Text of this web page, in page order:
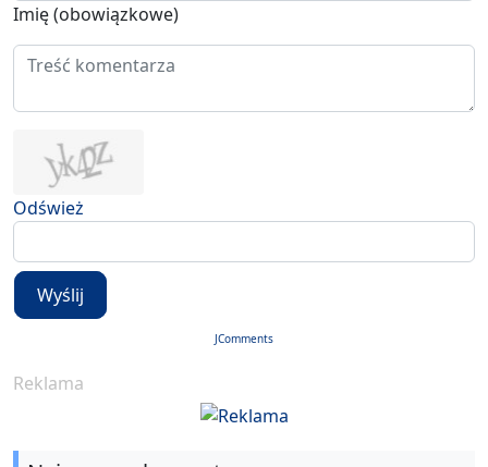
Imię (obowiązkowe)
Odśwież
Wyślij
JComments
Reklama